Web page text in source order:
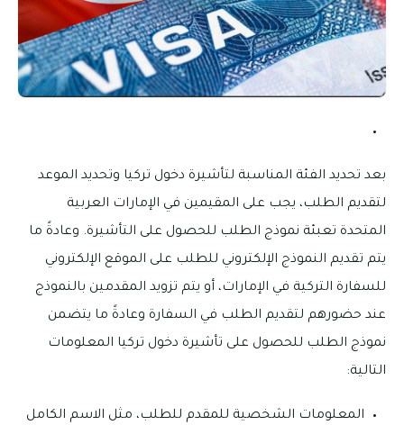
بعد تحديد الفئة المناسبة لتأشيرة دخول تركيا وتحديد الموعد
لتقديم الطلب، يجب على المقيمين في الإمارات العربية
المتحدة تعبئة نموذج الطلب للحصول على التأشيرة. وعادةً ما
يتم تقديم النموذج الإلكتروني للطلب على الموقع الإلكتروني
للسفارة التركية في الإمارات، أو يتم تزويد المقدمين بالنموذج
عند حضورهم لتقديم الطلب في السفارة وعادةً ما يتضمن
نموذج الطلب للحصول على تأشيرة دخول تركيا المعلومات
التالية:
المعلومات الشخصية للمقدم للطلب، مثل الاسم الكامل